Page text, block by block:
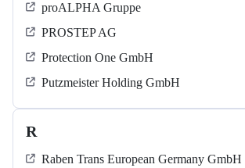
proALPHA Gruppe
PROSTEP AG
Protection One GmbH
Putzmeister Holding GmbH
R
Raben Trans European Germany GmbH